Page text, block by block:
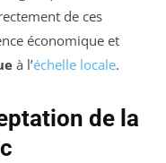
de ces
économique et
à l’échelle locale.
de la